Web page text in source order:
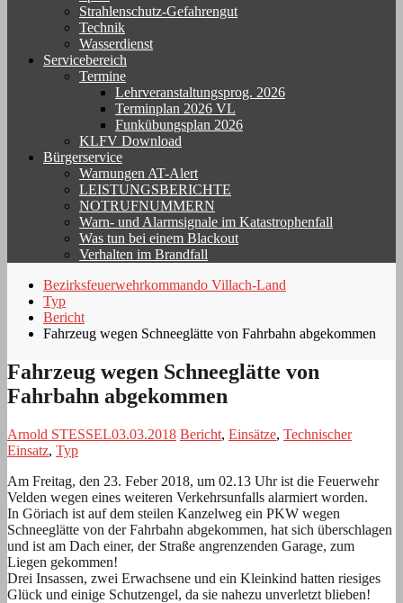
Strahlenschutz-Gefahrengut
Technik
Wasserdienst
Servicebereich
Termine
Lehrveranstaltungsprog. 2026
Terminplan 2026 VL
Funkübungsplan 2026
KLFV Download
Bürgerservice
Warnungen AT-Alert
LEISTUNGSBERICHTE
NOTRUFNUMMERN
Warn- und Alarmsignale im Katastrophenfall
Was tun bei einem Blackout
Verhalten im Brandfall
Bezirksfeuerwehrkommando Villach-Land
Typ
Bericht
Fahrzeug wegen Schneeglätte von Fahrbahn abgekommen
Fahrzeug wegen Schneeglätte von
Fahrbahn abgekommen
Arnold STESSEL03.03.2018 Bericht, Einsätze, Technischer
Einsatz, Typ
Am Freitag, den 23. Feber 2018, um 02.13 Uhr ist die Feuerwehr
Velden wegen eines weiteren Verkehrsunfalls alarmiert worden.
In Göriach ist auf dem steilen Kanzelweg ein PKW wegen
Schneeglätte von der Fahrbahn abgekommen, hat sich überschlagen
und ist am Dach einer, der Straße angrenzenden Garage, zum
Liegen gekommen!
Drei Insassen, zwei Erwachsene und ein Kleinkind hatten riesiges
Glück und einige Schutzengel, da sie nahezu unverletzt blieben!